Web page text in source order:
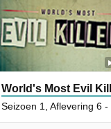
World's Most Evil